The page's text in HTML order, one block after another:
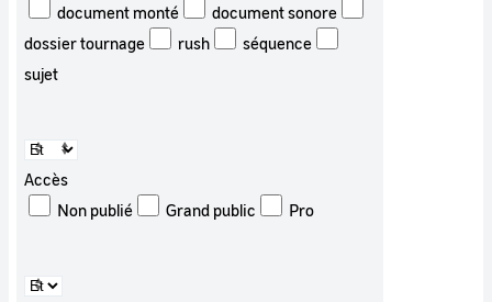
document monté
document sonore
dossier tournage
rush
séquence
sujet
Accès
Non publié
Grand public Pro